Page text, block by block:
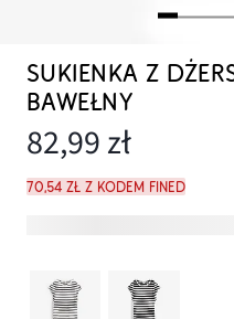
SUKIENKA Z
BAWEŁNY
82,99 zł
70,54 zł z kodem FINED